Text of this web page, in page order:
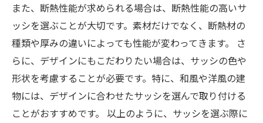
また、断熱性能が求められる場合は、断熱性能の高いサ
ッシを選ぶことが大切です。素材だけでなく、断熱材の
種類や厚みの違いによっても性能が変わってきます。 さ
らに、デザインにもこだわりたい場合は、サッシの色や
形状を考慮することが必要です。特に、和風や洋風の建
物には、デザインに合わせたサッシを選んで取り付ける
ことがおすすめです。 以上のように、サッシを選ぶ際に